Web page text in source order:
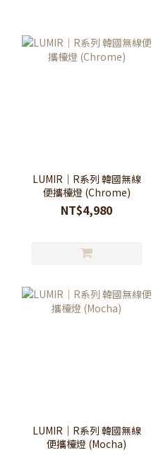
LUMIR｜R系列 韓國無線
便攜檯燈 (Chrome)
NT$4,980
LUMIR｜R系列 韓國無線
便攜檯燈 (Mocha)